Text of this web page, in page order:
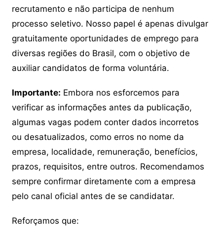
recrutamento e não participa de nenhum
processo seletivo. Nosso papel é apenas divulgar
gratuitamente oportunidades de emprego para
diversas regiões do Brasil, com o objetivo de
auxiliar candidatos de forma voluntária.
Importante: Embora nos esforcemos para
verificar as informações antes da publicação,
algumas vagas podem conter dados incorretos
ou desatualizados, como erros no nome da
empresa, localidade, remuneração, benefícios,
prazos, requisitos, entre outros. Recomendamos
sempre confirmar diretamente com a empresa
pelo canal oficial antes de se candidatar.
Reforçamos que: